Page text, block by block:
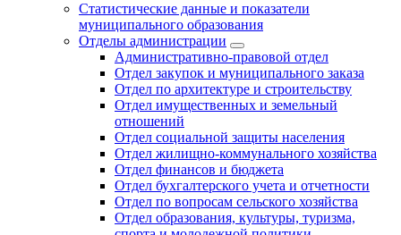
Статистические данные и показатели
муниципального образования
Отделы администрации
Административно-правовой отдел
Отдел закупок и муниципального заказа
Отдел по архитектуре и строительству
Отдел имущественных и земельный
отношений
Отдел социальной защиты населения
Отдел жилищно-коммунального хозяйства
Отдел финансов и бюджета
Отдел бухгалтерского учета и отчетности
Отдел по вопросам сельского хозяйства
Отдел образования, культуры, туризма,